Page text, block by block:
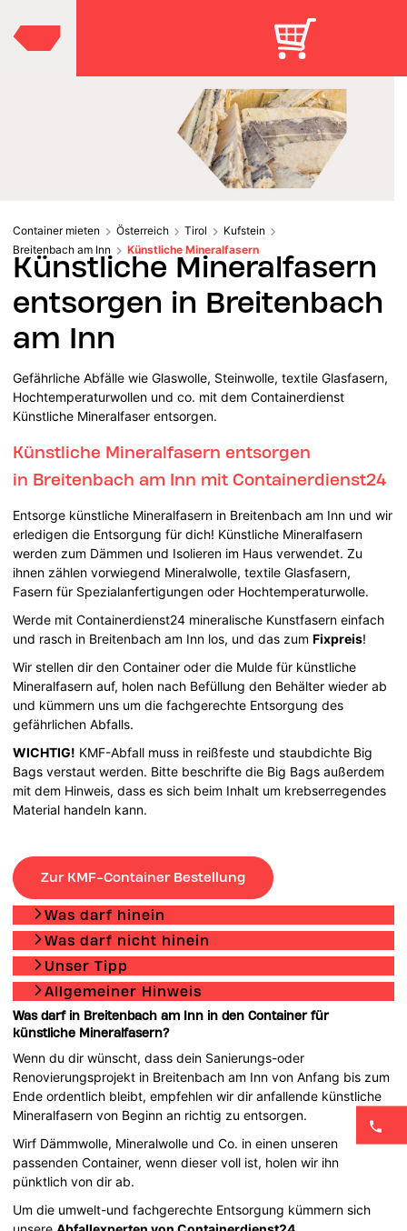
Container mieten Österreich Tirol
Kufstein
Breitenbach am Inn
Künstliche Mineralfasern
Künstliche Mineralfasern
entsorgen in Breitenbach
am Inn
Gefährliche Abfälle wie Glaswolle, Steinwolle, textile Glasfasern,
Hochtemperaturwollen und co. mit dem Containerdienst
Künstliche Mineralfaser entsorgen.
Künstliche Mineralfasern entsorgen
in Breitenbach am Inn mit Containerdienst24
Entsorge künstliche Mineralfasern in Breitenbach am Inn und wir
erledigen die Entsorgung für dich! Künstliche Mineralfasern
werden zum Dämmen und Isolieren im Haus verwendet. Zu
ihnen zählen vorwiegend Mineralwolle, textile Glasfasern,
Fasern für Spezialanfertigungen oder Hochtemperaturwolle.
Werde mit Containerdienst24 mineralische Kunstfasern einfach
und rasch in Breitenbach am Inn los, und das zumFixpreis!
Wir stellen dir den Container oder die Mulde für künstliche
Mineralfasern auf, holen nach Befüllung den Behälter wieder ab
und kümmern uns um die fachgerechte Entsorgung des
gefährlichen Abfalls.
WICHTIG! KMF-Abfall muss in reißfeste und staubdichte Big
Bags verstaut werden. Bitte beschrifte die Big Bags außerdem
mit dem Hinweis, dass es sich beim Inhalt um krebserregendes
Material handeln kann.
Zur KMF-Container Bestellung
Was darf hinein
Was darf nicht hinein
Unser Tipp
Allgemeiner Hinweis
Was darf in Breitenbach am Inn in den Container für
künstliche Mineralfasern?
Wenn du dir wünscht, dass dein Sanierungs-oder
Renovierungsprojekt in Breitenbach am Inn von Anfang bis zum
Ende ordentlich bleibt, empfehlen wir dir anfallende künstliche
Mineralfasern von Beginn an richtig zu entsorgen.
Wirf Dämmwolle, Mineralwolle und Co. in einen unseren
passenden Container, wenn dieser voll ist, holen wir ihn
pünktlich von dir ab.
Um die umwelt-und fachgerechte Entsorgung kümmern sich